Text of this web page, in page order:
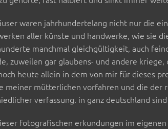
waren jahrhundertelang nicht nur die
aller künste und handwerke, wie sie
manchmal gleichgültigkeit, auch
zuweilen gar glaubens- und andere
heute allein in dem von mir für dieses
meiner mütterlichen vorfahren und die der
verfassung. in ganz deutschland
fotografischen erkundungen im